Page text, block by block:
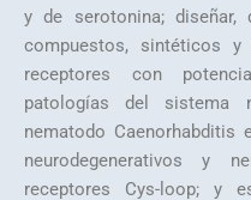
y de serotonina; diseñar,
compuestos, sintéticos
receptores con
patologías del sistema
nematodo Caenorhabditis
neurodegenerativos y
receptores Cys-loop; y